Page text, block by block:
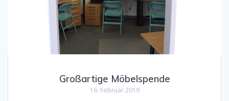
Großartige Möbelspende
16. Februar 2019